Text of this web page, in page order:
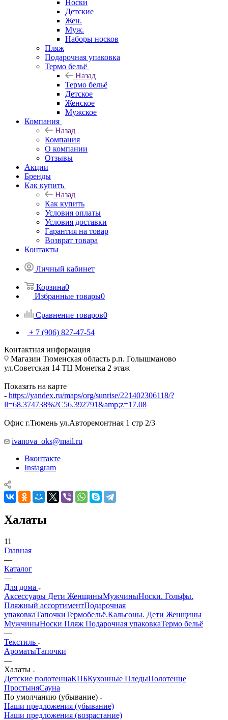
Носки
Детские
Жен.
Муж.
Наборы носков
Пляж
Подарочная упаковка
Термо бельё
Назад
Термо бельё
Детское
Женское
Мужское
Компания
Назад
Компания
О компании
Отзывы
Акции
Бренды
Как купить
Назад
Как купить
Условия оплаты
Условия доставки
Гарантия на товар
Возврат товара
Контакты
Личный кабинет
Корзина0
Избранные товары0
Сравнение товаров0
+ 7 (906) 827-47-54
Контактная информация
Магазин Тюменская область р.п. Голышманово
ул.Советская 14 ТЦ Монетка 2 этаж
Показать на карте
- https://yandex.ru/maps/org/sunrise/221402306118/?
ll=68.374738%2C56.392791&amp;z=17.08
Офис г.Тюмень ул.Авторемонтная 1 стр 2/3
ivanova_oks@mail.ru
Вконтакте
Instagram
Халаты
11
Главная
—
Каталог
—
Для дома
Аксессуары Дети ЖенщиныМужчиныНоски. Гольфы.
Пляжный ассортиментПодарочная
упаковкаТапочкиТермобельё.Кальсоны. Дети Женщины
МужчиныНоски Пляж Подарочная упаковкаТермо бельё
—
Текстиль
АроматыТапочки
—
Халаты
Детские полотенцаКПБКухонные ПледыПолотенце
ПростыняСауна
По умолчанию (убывание)
Наши предложения (убывание)
Наши предложения (возрастание)